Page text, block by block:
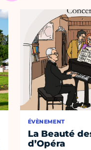
ÉVÈNEMENT
La Beauté
d’Opéra